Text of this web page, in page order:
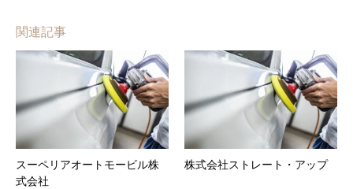
関連記事
スーペリアオートモービル株
式会社
株式会社ストレート・アップ